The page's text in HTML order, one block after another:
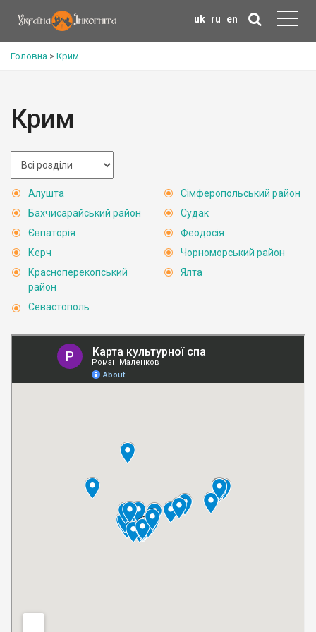
uk ru en
Головна > Крим
Крим
Алушта
Бахчисарайський район
Євпаторія
Керч
Красноперекопський
район
Севастополь
Сімферопольський район
Судак
Феодосія
Чорноморський район
Ялта